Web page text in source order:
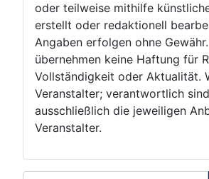
oder teilweise mithilfe
erstellt oder redaktionell
Angaben erfolgen ohne
übernehmen keine Haftung für
Vollständigkeit oder Aktualität.
Veranstalter; verantwortlich sind
ausschließlich die jeweiligen
Veranstalter.